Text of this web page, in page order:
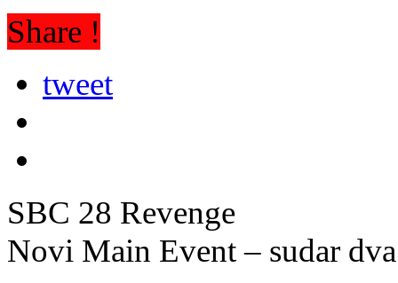
Share !
tweet
SBC 28 Revenge
Novi Main Event – sudar